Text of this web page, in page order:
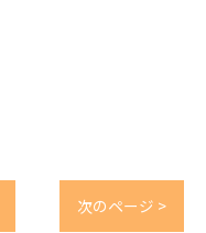
次のページ >